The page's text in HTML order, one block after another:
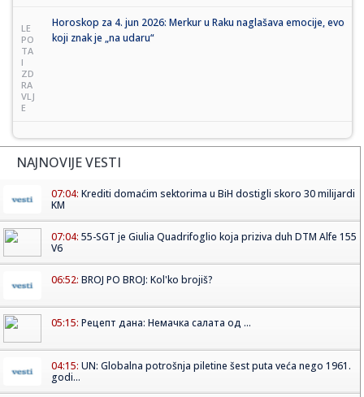
LE
PO
TA
I
ZD
RA
VLJ
E
Horoskop za 4. jun 2026: Merkur u Raku naglašava emocije, evo
koji znak je „na udaru“
NAJNOVIJE VESTI
07:04: Krediti domaćim sektorima u BiH dostigli skoro 30 milijardi
KM
07:04: 55-SGT je Giulia Quadrifoglio koja priziva duh DTM Alfe 155
V6
06:52: BROJ PO BROJ: Kol'ko brojiš?
05:15: Рецепт дана: Немачка салата од ...
04:15: UN: Globalna potrošnja piletine šest puta veća nego 1961.
godi...